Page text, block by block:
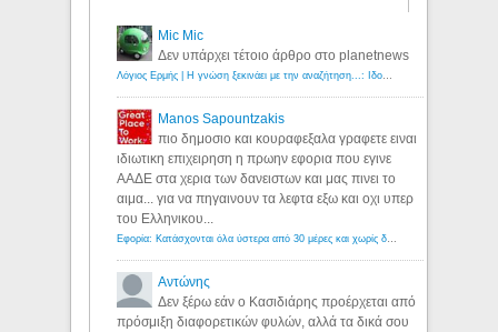
Mic Mic
Δεν υπάρχει τέτοιο άρθρο στο planetnews
Manos Sapountzakis
πιο δημοσιο και κουραφεξαλα γραφετε ειναι
ιδιωτικη επιχειρηση η πρωην εφορια που εγινε
ΑΑΔΕ στα χερια των δανειστων και μας πινει το
αιμα... για να πηγαινουν τα λεφτα εξω και οχι υπερ
του Ελληνικου...
Αντώνης
Δεν ξέρω εάν ο Κασιδιάρης προέρχεται από
πρόσμιξη διαφορετικών φυλών, αλλά τα δικά σου